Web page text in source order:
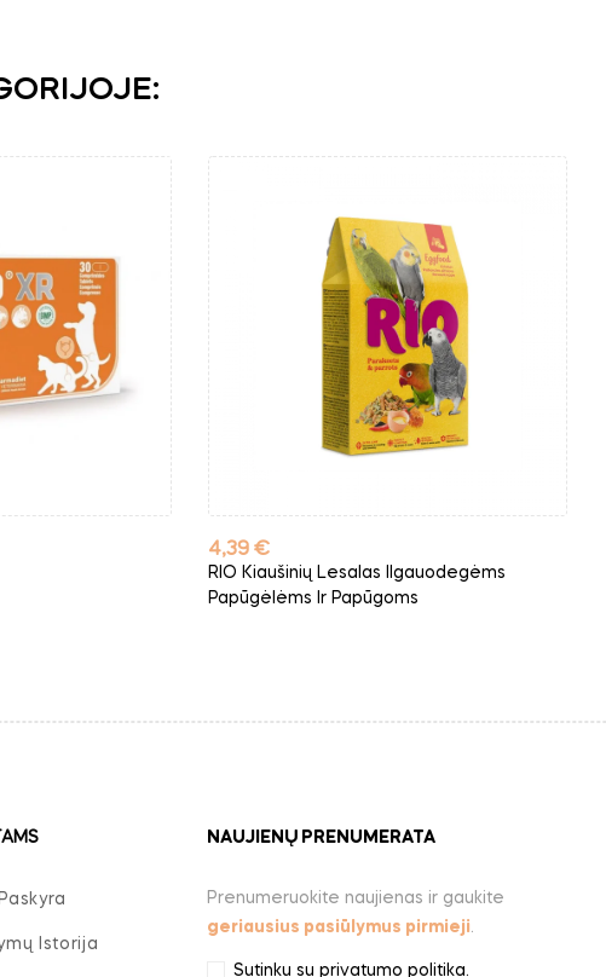
Kaina
4,39 €
RIO Kiaušinių Lesalas Ilgauodegėms
Papūgėlėms Ir Papūgoms
Istorija
NAUJIENŲ PRENUMERATA
Prenumeruokite naujienas ir gaukite
geriausius pasiūlymus pirmieji
Sutinku suprivatumo politika.